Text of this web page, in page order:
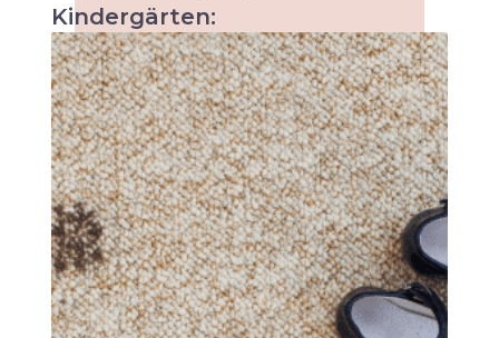
Kindergärten:
Sobald sich Kinder irgendwo aufhalten, sind
kleine Missgeschicke und Flecken
unvermeidlich. Die Reinigung von
Kindergärten und Kindertagesstätten kann
eine schwierige Aufgabe sein. Erkundigen Sie
sich noch heute über unser Angebot!